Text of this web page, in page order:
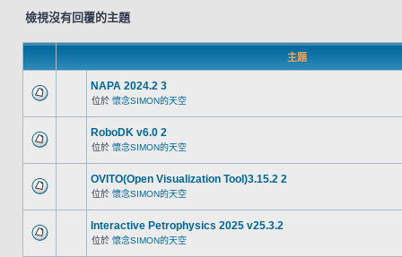
檢視沒有回覆的主題
主題
NAPA 2024.2 3
位於 懷念SIMON的天空
RoboDK v6.0 2
位於 懷念SIMON的天空
OVITO(Open Visualization Tool)3.15.2 2
位於 懷念SIMON的天空
Interactive Petrophysics 2025 v25.3.2
位於 懷念SIMON的天空